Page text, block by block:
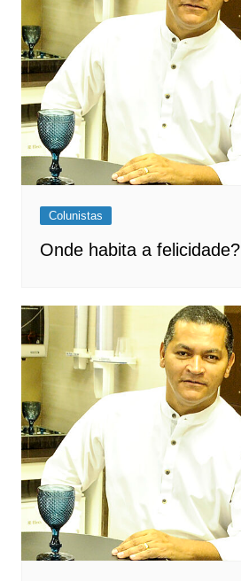
Colunistas
Onde habita a felicidade?